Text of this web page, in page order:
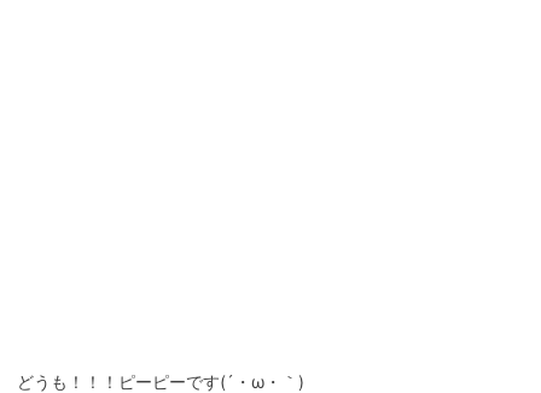
どうも！！！ピーピーです(´・ω・｀)